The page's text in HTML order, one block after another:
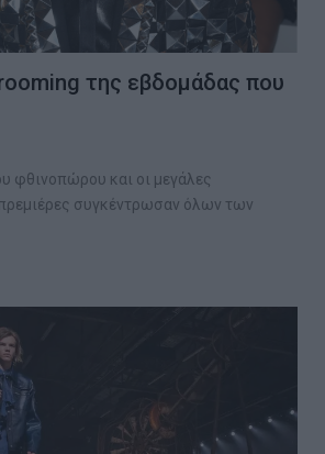
της εβδομάδας που
φθινοπώρου και οι μεγάλες
συγκέντρωσαν όλων των